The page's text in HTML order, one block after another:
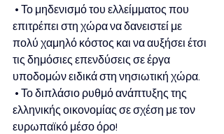
επιτρέπει στη χώρα να δανειστεί με
πολύ χαμηλό κόστος και να αυξήσει έτσι
τις δημόσιες επενδύσεις σε έργα
υποδομών ειδικά στη νησιωτική χώρα.
ελληνικής οικονομίας σε σχέση με τον
ευρωπαϊκό μέσο όρο!